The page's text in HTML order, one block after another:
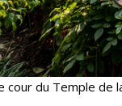
cour du Temple de